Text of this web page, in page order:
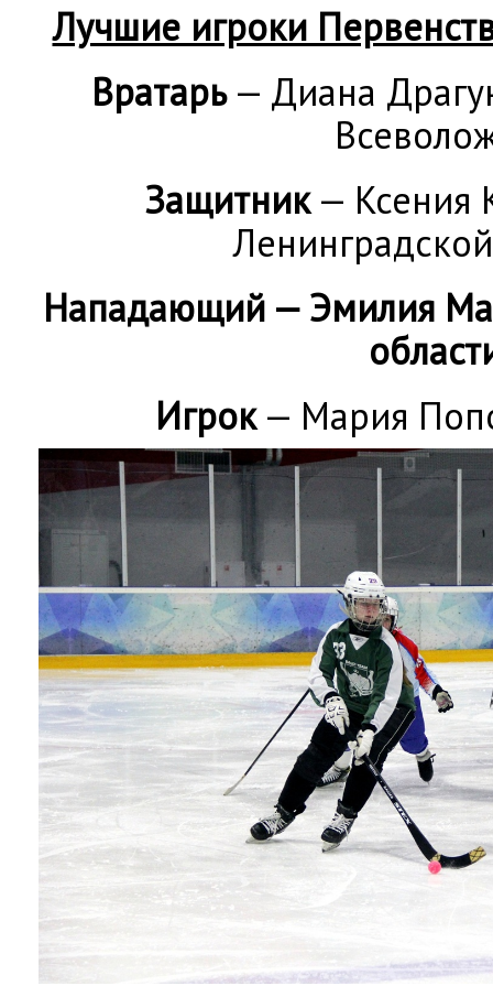
Лучшие игроки
Вратарь— Диана
Защитник— Ксения
Нападающий — Эмилия
Игрок— Мария